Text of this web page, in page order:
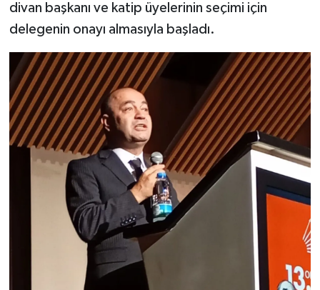
divan başkanı ve katip üyelerinin seçimi için
delegenin onayı almasıyla başladı.